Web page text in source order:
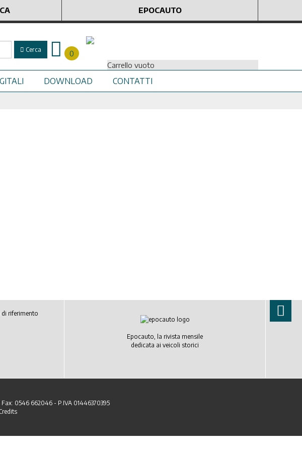
EPOCAUTO
Cerca
0
Carrello vuoto
DOWNLOAD CONTATTI
riferimento
Epocauto, la rivista mensile
dedicata ai veicoli storici
0546 662046 - P.IVA 01446370395